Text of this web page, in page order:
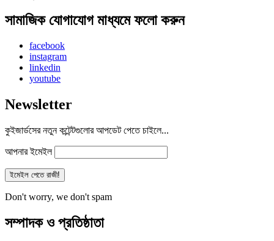
সামাজিক যোগাযোগ মাধ্যমে ফলো করুন
facebook
instagram
linkedin
youtube
Newsletter
কুইজার্ডসের নতুন কন্টেন্টগুলোর আপডেট পেতে চাইলে...
আপনার ইমেইল
Don't worry, we don't spam
সম্পাদক ও প্রতিষ্ঠাতা